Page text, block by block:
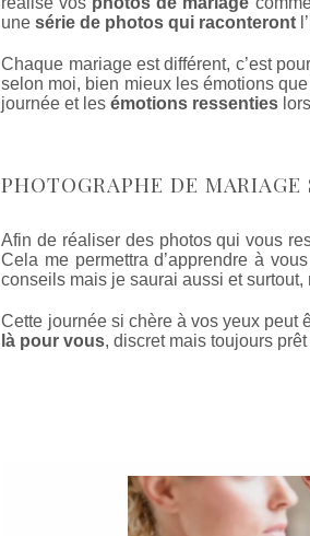
unesérie de photos qui raconteront
Chaque mariage est différent, c’est
selon moi, bien mieux les émotions
journée et lesémotions ressenties
PHOTOGRAPHE DE
Afin de réaliser des photos qui vous
Cela me permettra d’apprendre à
conseils mais je saurai aussi et surtout,
Cette journée si chère à vos yeux peut
là pour vous, discret mais toujours